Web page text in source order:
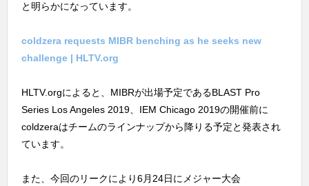
と明らかになっています。
coldzera requests MIBR benching as he seeks new
challenge | HLTV.org
HLTV.orgによると、MIBRが出場予定であるBLAST Pro
Series Los Angeles 2019、IEM Chicago 2019の開催前に
coldzeraはチームのラインナップから降りる予定と発表され
ています。
また、今回のリークにより6月24日にメジャー大会